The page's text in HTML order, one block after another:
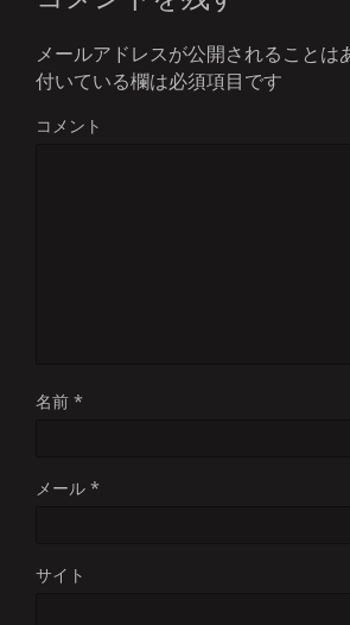
メールアドレスが公開されることは
付いている欄は必須項目です
コメント
名前 *
メール *
サイト